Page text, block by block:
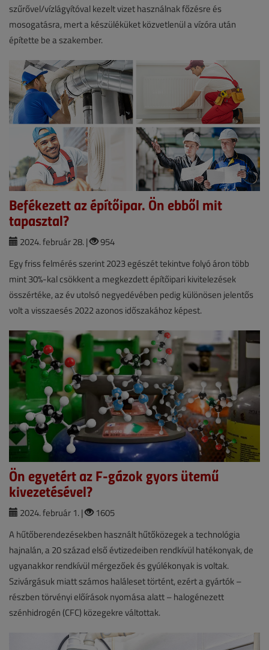
szűrővel/vízlágyítóval kezelt vizet használnak főzésre és
mosogatásra, mert a készüléküket közvetlenül a vízóra után
építette be a szakember.
Befékezett az építőipar. Ön ebből mit
tapasztal?
2024. február 28. |
954
Egy friss felmérés szerint 2023 egészét tekintve folyó áron több
mint 30%-kal csökkent a megkezdett építőipari kivitelezések
összértéke, az év utolsó negyedévében pedig különösen jelentős
volt a visszaesés 2022 azonos időszakához képest.
Ön egyetért az F-gázok gyors ütemű
kivezetésével?
2024. február 1. |
1605
A hűtőberendezésekben használt hűtőközegek a technológia
hajnalán, a 20 század első évtizedeiben rendkívül hatékonyak, de
ugyanakkor rendkívül mérgezőek és gyúlékonyak is voltak.
Szivárgásuk miatt számos haláleset történt, ezért a gyártók –
részben törvényi előírások nyomása alatt – halogénezett
szénhidrogén (CFC) közegekre váltottak.